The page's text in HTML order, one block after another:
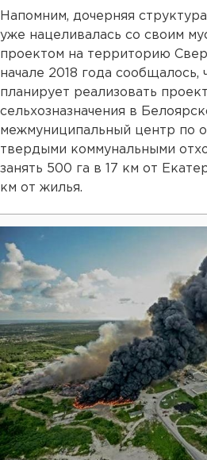
Напомним, дочерняя
уже нацеливалась со своим
проектом на территорию
начале 2018 года сообщалось,
планирует реализовать
сельхозназначения в
межмуниципальный центр по
твердыми коммунальными
занять 500 га в 17 км от
км от жилья.